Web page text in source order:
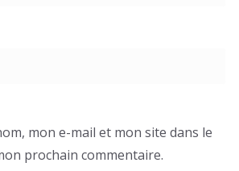
mon e-mail et mon site dans le
prochain commentaire.